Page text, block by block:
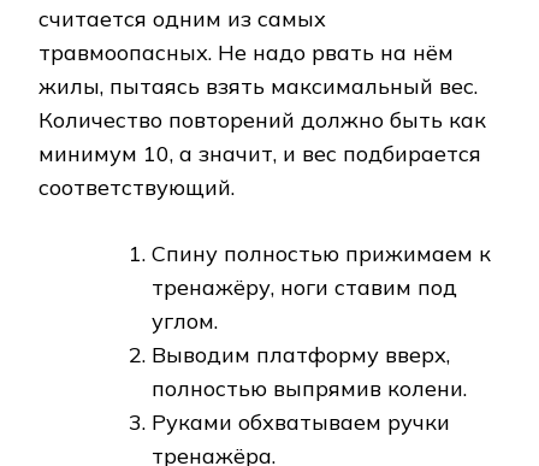
считается одним из самых
травмоопасных. Не надо рвать на нём
жилы, пытаясь взять максимальный вес.
Количество повторений должно быть как
минимум 10, а значит, и вес подбирается
соответствующий.
Спину полностью прижимаем к
тренажёру, ноги ставим под
углом.
Выводим платформу вверх,
полностью выпрямив колени.
Руками обхватываем ручки
тренажёра.